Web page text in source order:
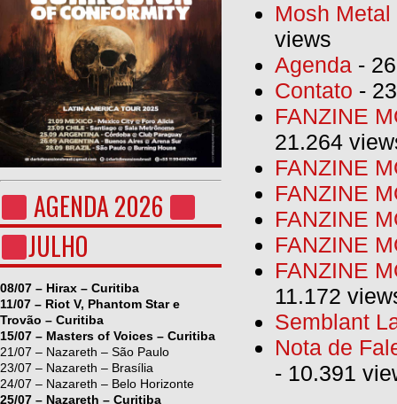
AGENDA 2026
JULHO
08/07 – Hirax – Curitiba
11/07 – Riot V, Phantom Star e
Trovão – Curitiba
15/07 – Masters of Voices – Curitiba
21/07 – Nazareth – São Paulo
23/07 – Nazareth – Brasília
24/07 – Nazareth – Belo Horizonte
25/07 – Nazareth – Curitiba
Mosh
views
Agenda -
Contato -
FANZINE
21.264
FANZINE
FANZINE
FANZINE
FANZINE
FANZINE
11.172
Semblant
Nota de
- 10.391